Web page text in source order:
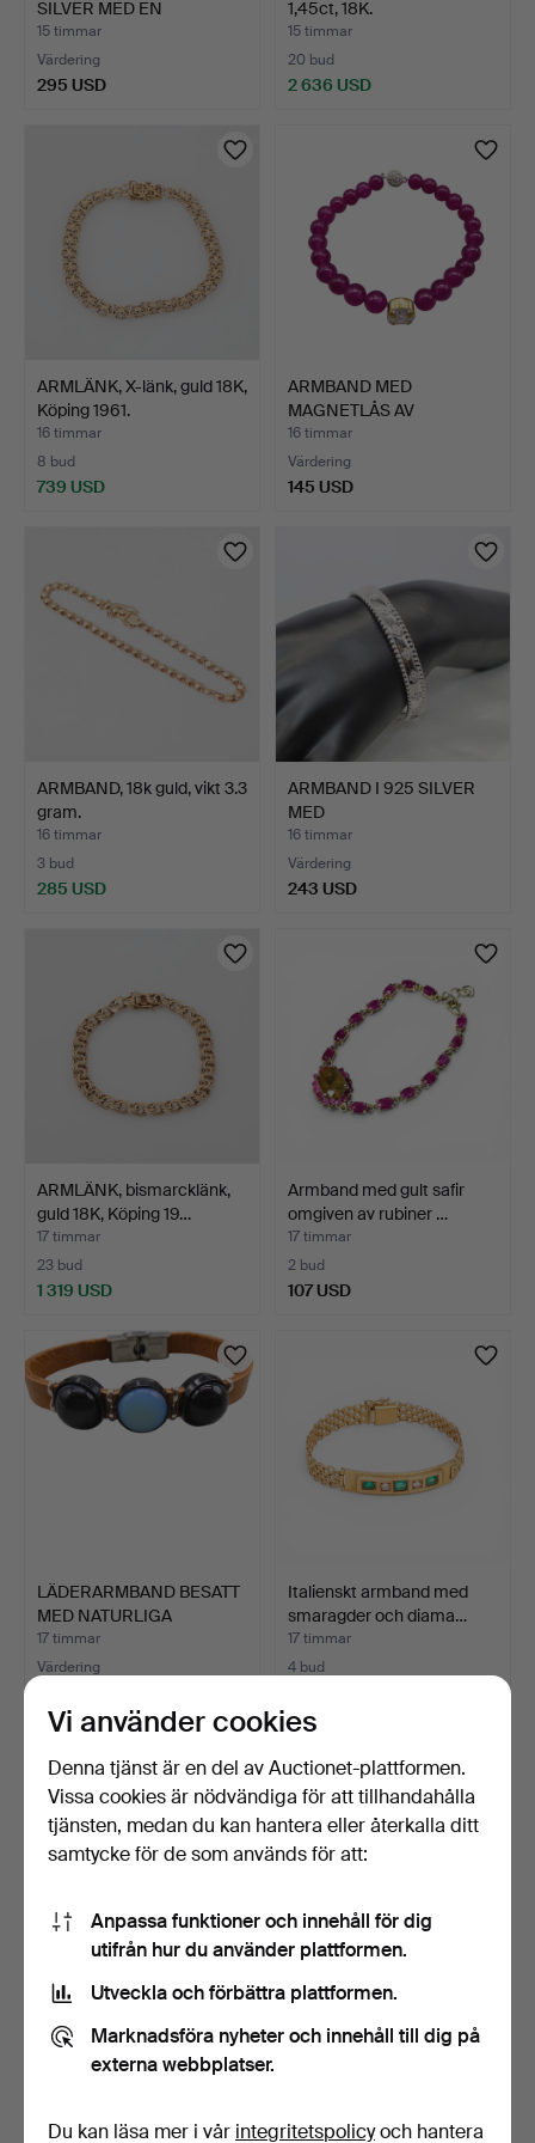
SILVER MED EN
BÄRNSTEN …
15 timmar
Värdering
295 USD
1,45ct, 18K.
15 timmar
20 bud
2 636 USD
ARMLÄNK, X-länk, guld 18K,
Köping 1961.
16 timmar
8 bud
739 USD
ARMBAND MED
MAGNETLÅS AV
AGATPÄRLOR MED EN…
16 timmar
Värdering
145 USD
ARMBAND, 18k guld, vikt 3.3
gram.
16 timmar
3 bud
285 USD
ARMBAND I 925 SILVER
MED
BLOMSTERMÖNSTER.
16 timmar
Värdering
243 USD
ARMLÄNK, bismarcklänk,
guld 18K, Köping 19…
17 timmar
23 bud
1 319 USD
Armband med gult safir
omgiven av rubiner …
17 timmar
2 bud
107 USD
LÄDERARMBAND BESATT
MED NATURLIGA
ÄDELSTEN…
17 timmar
Värdering
Italienskt armband med
smaragder och diama…
17 timmar
4 bud
ARMBAND MED BERLOCK,
17 timmar
THOMAS SABO. ARMBAND
EX…
18 timmar
Vi använder cookies
Denna tjänst är en del av Auctionet-plattformen.
Vissa cookies är nödvändiga för att tillhandahålla
tjänsten, medan du kan hantera eller återkalla ditt
samtycke för de som används för att:
Anpassa funktioner och innehåll för dig
utifrån hur du använder plattformen.
Utveckla och förbättra plattformen.
Marknadsföra nyheter och innehåll till dig på
externa webbplatser.
Du kan läsa mer i vår integritetspolicyoch hantera